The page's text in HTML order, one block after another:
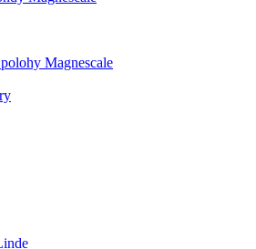
Magnescale